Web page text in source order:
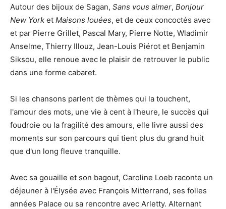
Autour des bijoux de Sagan, Sans vous aimer, Bonjour
New York et Maisons louées, et de ceux concoctés avec
et par Pierre Grillet, Pascal Mary, Pierre Notte, Wladimir
Anselme, Thierry Illouz, Jean-Louis Piérot et Benjamin
Siksou, elle renoue avec le plaisir de retrouver le public
dans une forme cabaret.
Si les chansons parlent de thèmes qui la touchent,
l'amour des mots, une vie à cent à l'heure, le succès qui
foudroie ou la fragilité des amours, elle livre aussi des
moments sur son parcours qui tient plus du grand huit
que d'un long fleuve tranquille.
Avec sa gouaille et son bagout, Caroline Loeb raconte un
déjeuner à l'Élysée avec François Mitterrand, ses folles
années Palace ou sa rencontre avec Arletty. Alternant